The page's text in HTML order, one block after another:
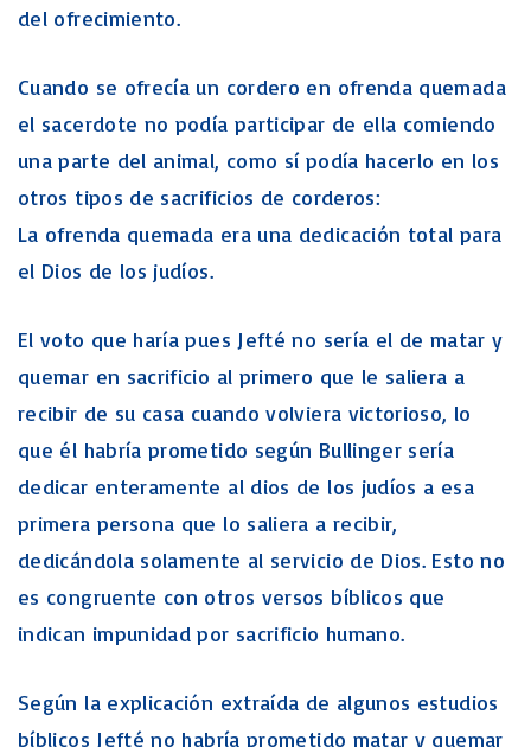
del ofrecimiento.
Cuando se ofrecía un cordero en ofrenda quemada
el sacerdote no podía participar de ella comiendo
una parte del animal, como sí podía hacerlo en los
otros tipos de sacrificios de corderos:
La ofrenda quemada era una dedicación total para
el Dios de los judíos.
El voto que haría pues Jefté no sería el de matar y
quemar en sacrificio al primero que le saliera a
recibir de su casa cuando volviera victorioso, lo
que él habría prometido según Bullinger sería
dedicar enteramente al dios de los judíos a esa
primera persona que lo saliera a recibir,
dedicándola solamente al servicio de Dios. Esto no
es congruente con otros versos bíblicos que
indican impunidad por sacrificio humano.
Según la explicación extraída de algunos estudios
bíblicos Jefté no habría prometido matar y quemar